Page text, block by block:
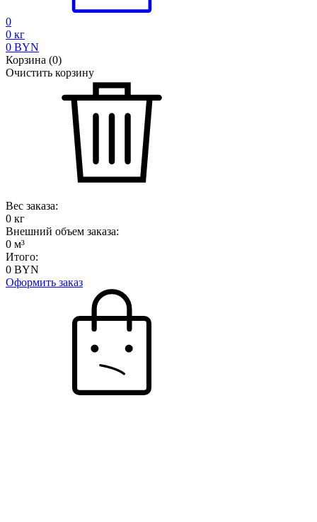
0
0 кг
0 BYN
Корзина (0)
Очистить корзину
Вес заказа:
0 кг
Внешний объем заказа:
0 м³
Итого:
0 BYN
Оформить заказ